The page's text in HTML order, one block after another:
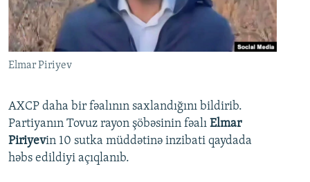
Elmar Piriyev
AXCP daha bir fəalının saxlandığını bildirib.
Partiyanın Tovuz rayon şöbəsinin fəalı Elmar
Piriyevin 10 sutka müddətinə inzibati qaydada
həbs edildiyi açıqlanıb.